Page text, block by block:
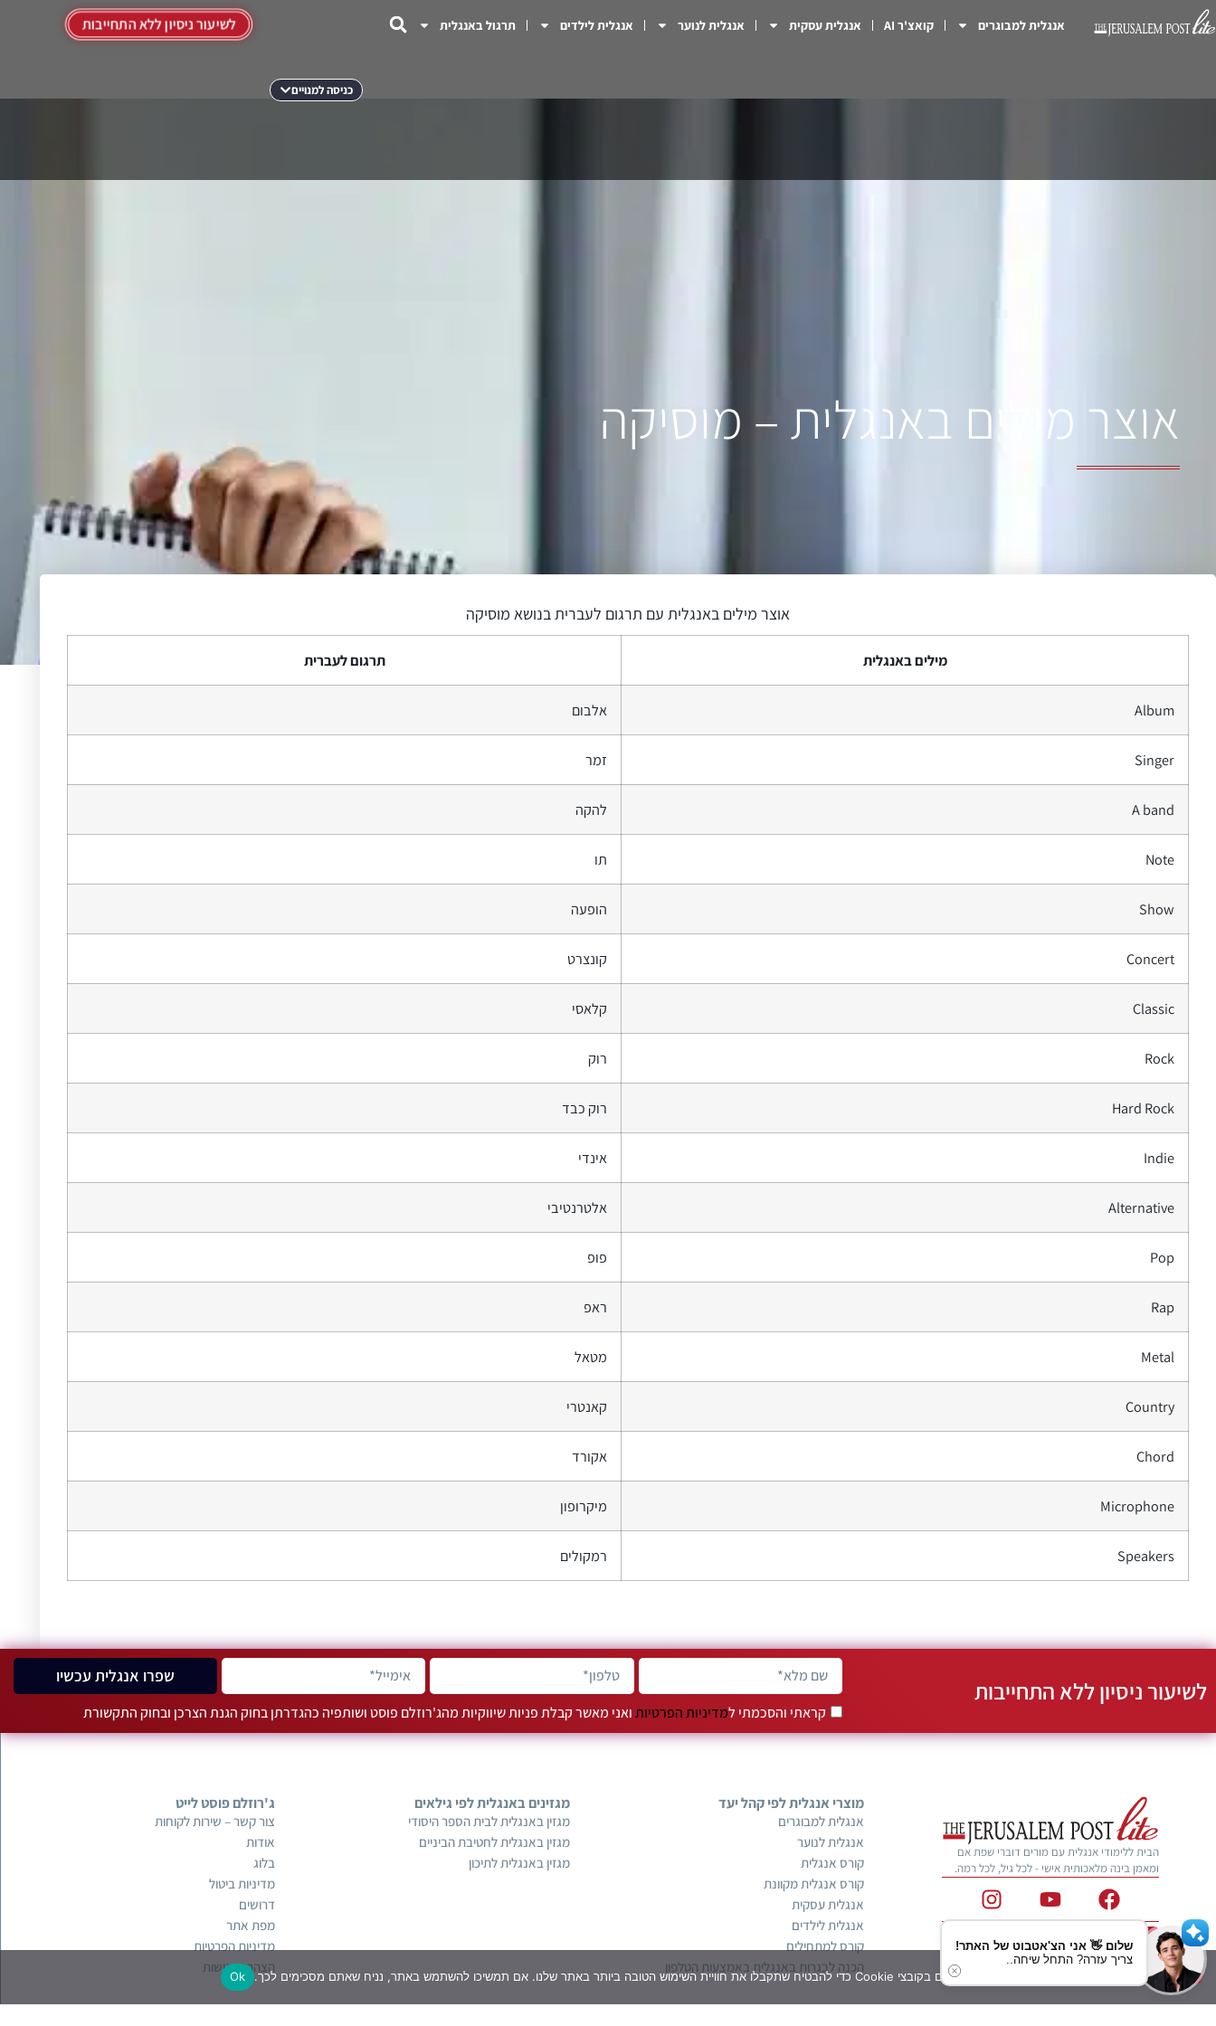
אנגלית למבוגרים קואצ'ר AI אנגלית עסקית אנגלית לנוער אנגלית לילדים תרגול באנגלית
כניסה למנויים
לשיעור ניסיון ללא התחייבות
אוצר מילים באנגלית – מוסיקה
אוצר מילים באנגלית עם תרגום לעברית בנושא מוסיקה
מילים באנגלית תרגום לעברית
Album אלבום
Singer זמר
A band להקה
Note תו
Show הופעה
Concert קונצרט
Classic קלאסי
Rock רוק
Hard Rock רוק כבד
Indie אינדי
Alternative אלטרנטיבי
Pop פופ
Rap ראפ
Metal מטאל
Country קאנטרי
Chord אקורד
Microphone מיקרופון
Speakers רמקולים
לשיעור ניסיון ללא התחייבות
קראתי והסכמתי למדיניות הפרטיותואני מאשר קבלת פניות שיווקיות מהג'רוזלם פוסט ושותפיה כהגדרתן בחוק הגנת הצרכן ובחוק התקשורת
שפרו אנגלית עכשיו
הבית ללימודי אנגלית עם מורים דוברי שפת אם
ומאמן בינה מלאכותית אישי - לכל גיל, לכל רמה.
חייגו 2423*
מוצרי אנגלית לפי קהל יעד
אנגלית למבוגרים
אנגלית לנוער
קורס אנגלית
קורס אנגלית מקוונת
אנגלית עסקית
אנגלית לילדים
קורס למתחילים
הכנה לבגרות באנגלית באמצעות הטלפון
מגזינים באנגלית לפי גילאים
מגזין באנגלית לבית הספר היסודי
מגזין באנגלית לחטיבת הביניים
מגזין באנגלית לתיכון
ג'רוזלם פוסט לייט
צור קשר – שירות לקוחות
אודות
בלוג
מדיניות ביטול
דרושים
מפת אתר
מדיניות הפרטיות
הצהרת נגישות
אנו משתמשים בקובצי Cookie כדי להבטיח שתקבלו את חוויית השימוש הטובה ביותר באתר שלנו. אם תמשיכו להשתמש באתר, נניח שאתם מסכימים לכך. Ok
שלום 👋 אני הצ'אטבוט של האתר!
צריך עזרה? התחל שיחה..